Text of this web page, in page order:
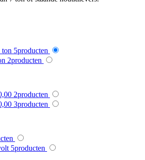
5producten
2producten
2producten
3producten
5producten